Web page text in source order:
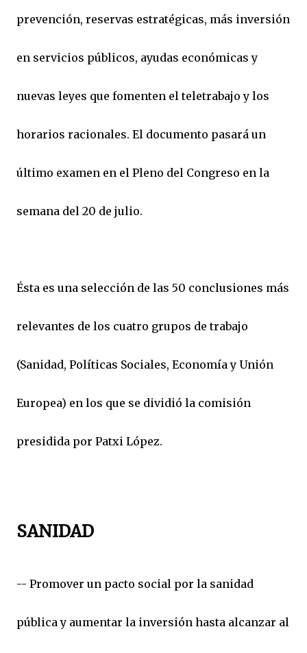
prevención, reservas estratégicas, más inversión
en servicios públicos, ayudas económicas y
nuevas leyes que fomenten el teletrabajo y los
horarios racionales. El documento pasará un
último examen en el Pleno del Congreso en la
semana del 20 de julio.
Ésta es una selección de las 50 conclusiones más
relevantes de los cuatro grupos de trabajo
(Sanidad, Políticas Sociales, Economía y Unión
Europea) en los que se dividió la comisión
presidida por Patxi López.
SANIDAD
-- Promover un pacto social por la sanidad
pública y aumentar la inversión hasta alcanzar al